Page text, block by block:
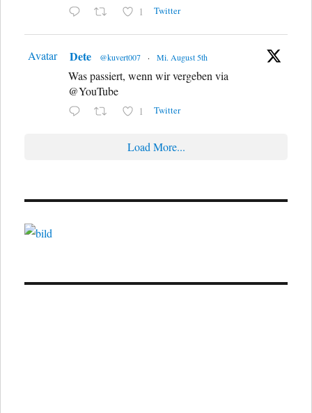
1 Twitter
Avatar Dete @kuvert007 · Mi. August 5th
Was passiert, wenn wir vergeben via
@YouTube
1 Twitter
Load More...